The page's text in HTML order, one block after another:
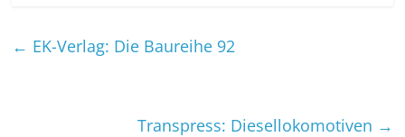
← EK-Verlag: Die Baureihe 92
Transpress: Diesellokomotiven →